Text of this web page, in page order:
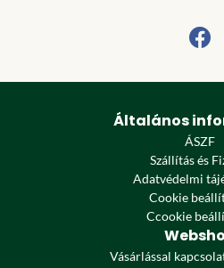
Általános
ÁSZF
Szállítás és
Adatvédelmi
Cookie
Ccookie
Vásárlással